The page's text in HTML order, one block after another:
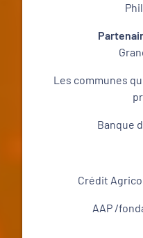
Les communes
Banque
Crédit
AAP /